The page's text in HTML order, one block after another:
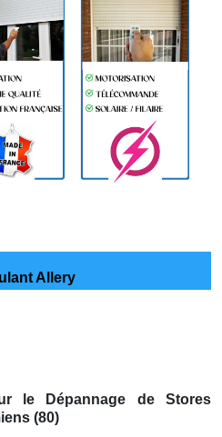
Allery
le Dépannage de Stores
(80)